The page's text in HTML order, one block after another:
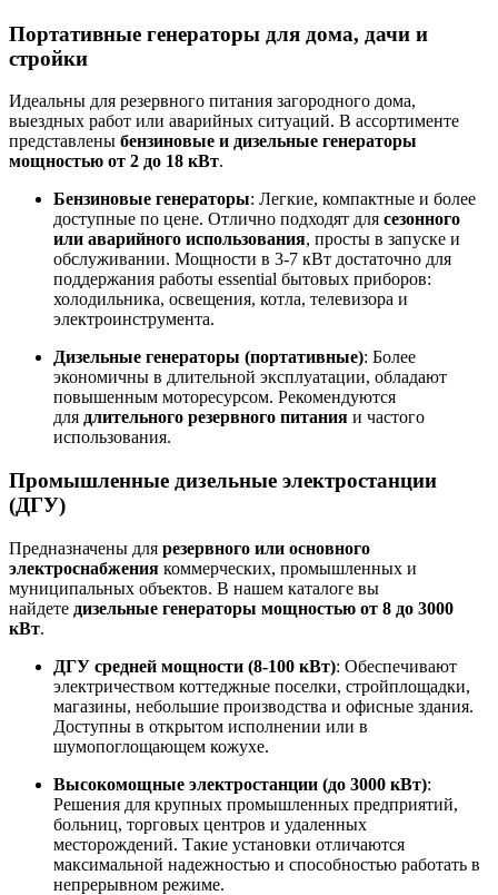
Портативные генераторы для дома, дачи и
стройки
Идеальны для резервного питания загородного дома,
выездных работ или аварийных ситуаций. В ассортименте
представлены бензиновые и дизельные генераторы
мощностью от 2 до 18 кВт.
Бензиновые генераторы: Легкие, компактные и более
доступные по цене. Отлично подходят для сезонного
или аварийного использования, просты в запуске и
обслуживании. Мощности в 3-7 кВт достаточно для
поддержания работы essential бытовых приборов:
холодильника, освещения, котла, телевизора и
электроинструмента.
Дизельные генераторы (портативные): Более
экономичны в длительной эксплуатации, обладают
повышенным моторесурсом. Рекомендуются
для длительного резервного питания и частого
использования.
Промышленные дизельные электростанции
(ДГУ)
Предназначены для резервного или основного
электроснабжения коммерческих, промышленных и
муниципальных объектов. В нашем каталоге вы
найдете дизельные генераторы мощностью от 8 до 3000
кВт.
ДГУ средней мощности (8-100 кВт): Обеспечивают
электричеством коттеджные поселки, стройплощадки,
магазины, небольшие производства и офисные здания.
Доступны в открытом исполнении или в
шумопоглощающем кожухе.
Высокомощные электростанции (до 3000 кВт):
Решения для крупных промышленных предприятий,
больниц, торговых центров и удаленных
месторождений. Такие установки отличаются
максимальной надежностью и способностью работать в
непрерывном режиме.